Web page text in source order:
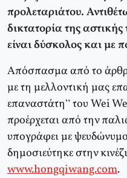
προλεταριάτου.
δικτατορία της
είναι δύσκολος και με
Απόσπασμα από το
με τη μελλοντική μας
επαναστάτη” του Wei
προέρχεται από την
υπογράφει με
δημοσιεύτηκε στην
www.hongqiwang.com.